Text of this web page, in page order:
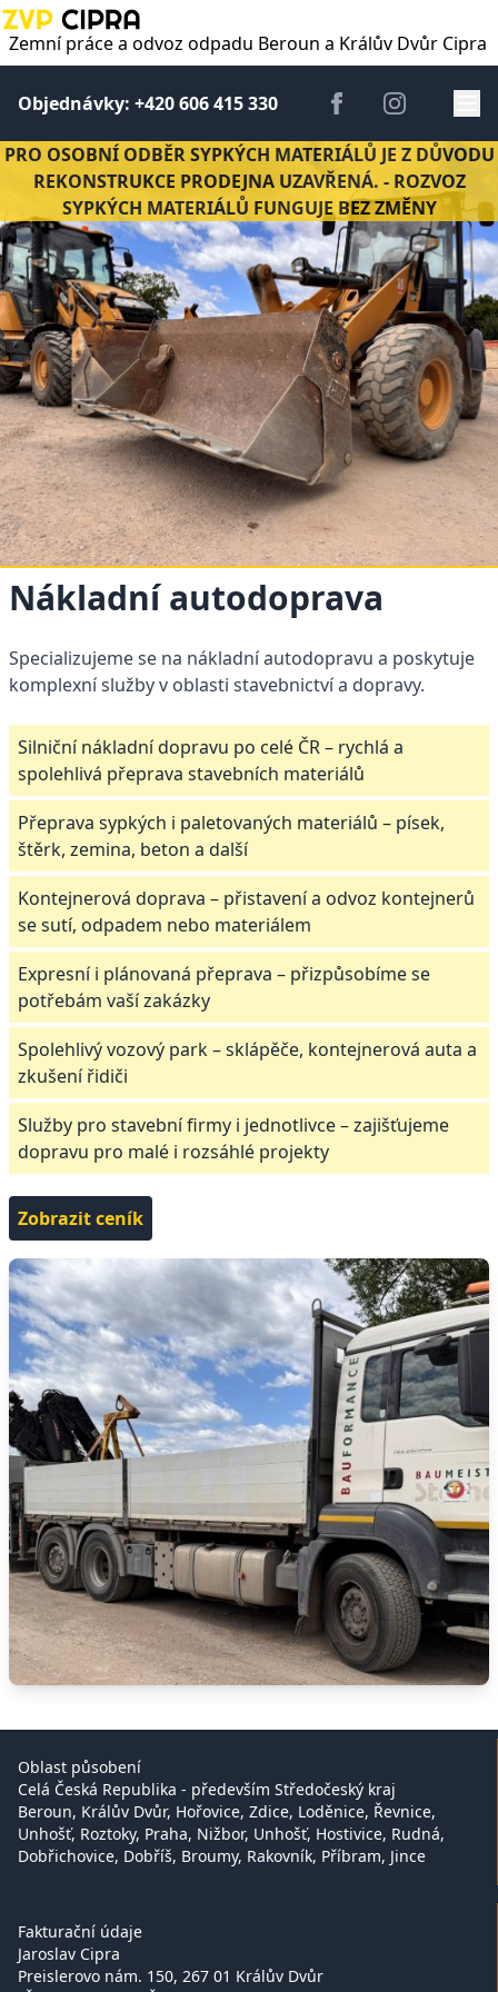
Zemní práce a odvoz odpadu Beroun a Králův Dvůr Cipra
Objednávky: +420 606 415 330
PRO OSOBNÍ ODBĚR SYPKÝCH MATERIÁLŮ JE Z DŮVODU
REKONSTRUKCE PRODEJNA UZAVŘENÁ. - ROZVOZ
SYPKÝCH MATERIÁLŮ FUNGUJE BEZ ZMĚNY
Nákladní autodoprava
Specializujeme se na nákladní autodopravu a poskytuje
komplexní služby v oblasti stavebnictví a dopravy.
Silniční nákladní dopravu po celé ČR – rychlá a
spolehlivá přeprava stavebních materiálů
Přeprava sypkých i paletovaných materiálů – písek,
štěrk, zemina, beton a další
Kontejnerová doprava – přistavení a odvoz kontejnerů
se sutí, odpadem nebo materiálem
Expresní i plánovaná přeprava – přizpůsobíme se
potřebám vaší zakázky
Spolehlivý vozový park – sklápěče, kontejnerová auta a
zkušení řidiči
Služby pro stavební firmy i jednotlivce – zajišťujeme
dopravu pro malé i rozsáhlé projekty
Zobrazit ceník
Oblast působení
Celá Česká Republika - především Středočeský kraj
Beroun, Králův Dvůr, Hořovice, Zdice, Loděnice, Řevnice,
Unhošť, Roztoky, Praha, Nižbor, Unhošť, Hostivice, Rudná,
Dobřichovice, Dobříš, Broumy, Rakovník, Příbram, Jince
Fakturační údaje
Jaroslav Cipra
Preislerovo nám. 150, 267 01 Králův Dvůr